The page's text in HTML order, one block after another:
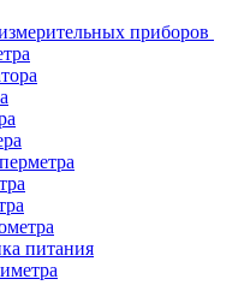
приборов
питания